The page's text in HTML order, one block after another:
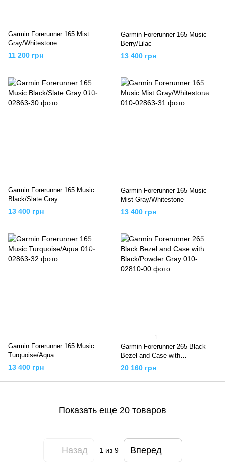
Garmin Forerunner 165 Mist
Gray/Whitestone
11 200 грн
Garmin Forerunner 165 Music
Berry/Lilac
13 400 грн
Garmin Forerunner 165 Music
Black/Slate Gray
13 400 грн
Garmin Forerunner 165 Music
Mist Gray/Whitestone
13 400 грн
Garmin Forerunner 165 Music
Turquoise/Aqua
13 400 грн
1
Garmin Forerunner 265 Black
Bezel and Case with
Black/Powder Gray
20 160 грн
Показать еще 20 товаров
Назад 1из 9 Вперед